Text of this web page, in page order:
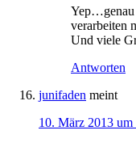
Yep…genau
verarbeiten
Und viele
Antworten
junifaden meint
10. März 2013 um